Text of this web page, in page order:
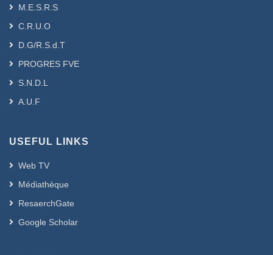
M.E.S.R.S
C.R.U.O
D.G/R.S.d.T
PROGRES FVE
S.N.D.L
A.U.F
USEFUL LINKS
Web TV
Médiathèque
ResaerchGate
Google Scholar